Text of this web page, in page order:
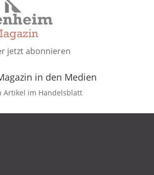
jetzt abonnieren
in den Medien
Artikel im Handelsblatt